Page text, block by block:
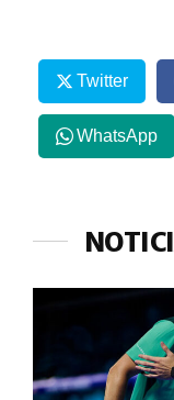
Twitter
WhatsApp